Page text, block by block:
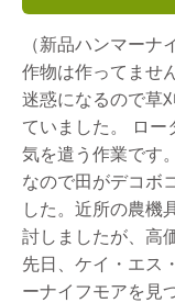
（新品ハンマーナ
作物は作ってませ
迷惑になるので草
ていました。 ロー
気を遣う作業です
なので田がデコボ
した。近所の農機
討しましたが、高
先日、ケイ・エス
ーナイフモアを見